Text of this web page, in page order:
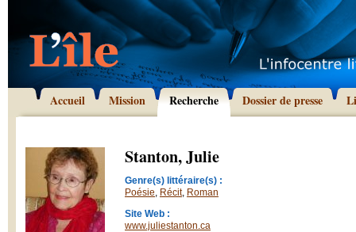
Accueil Mission Recherche Dossier de presse
Stanton, Julie
Genre(s) littéraire(s) :
Poésie, Récit, Roman
Site Web :
www.juliestanton.ca